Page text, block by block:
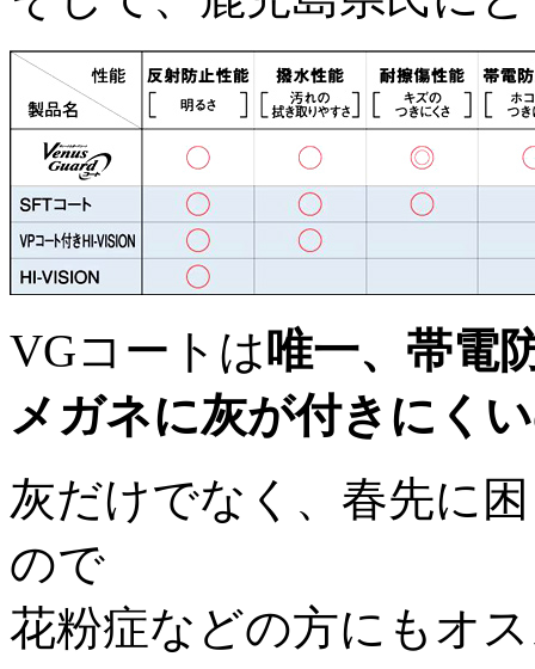
VGコートは唯一、帯電
メガネに灰が付きにくい
灰だけでなく、春先に
ので
花粉症などの方にもオ